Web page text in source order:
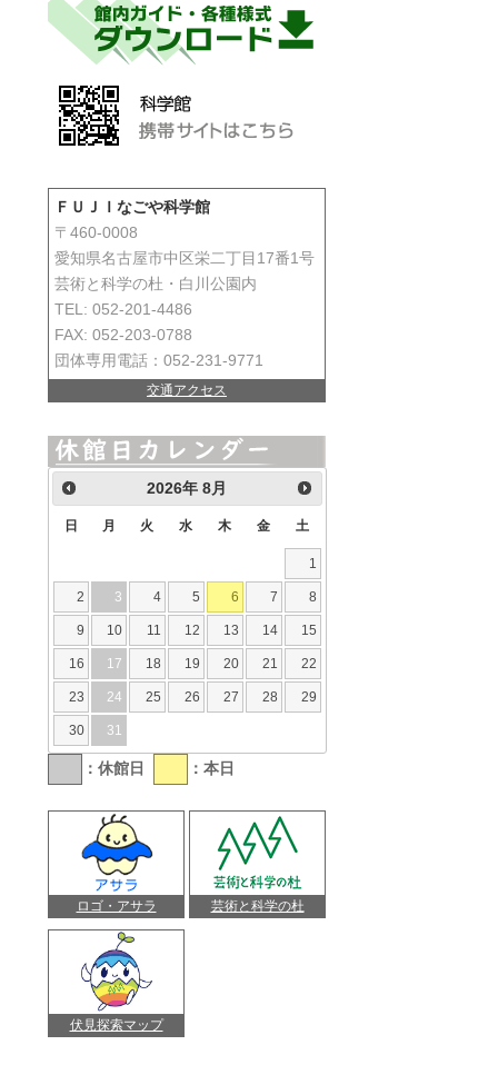
ＦＵＪＩなごや科学館
〒460-0008
愛知県名古屋市中区栄二丁目17番1号
芸術と科学の杜・白川公園内
TEL: 052-201-4486
FAX: 052-203-0788
団体専用電話：052-231-9771
交通アクセス
2026年8月
日 月 火 水 木 金 土
1
2 3 4 5 6 7 8
9 10 11 12 13 14 15
16 17 18 19 20 21 22
23 24 25 26 27 28 29
30 31
：休館日 ：本日
ロゴ・アサラ 芸術と科学の杜
伏見探索マップ